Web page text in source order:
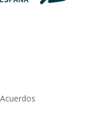
Acuerdos